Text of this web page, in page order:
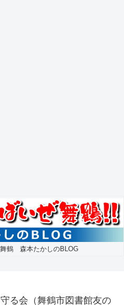
鶴 森本たかしのBLOG
る会（舞鶴市図書館友の